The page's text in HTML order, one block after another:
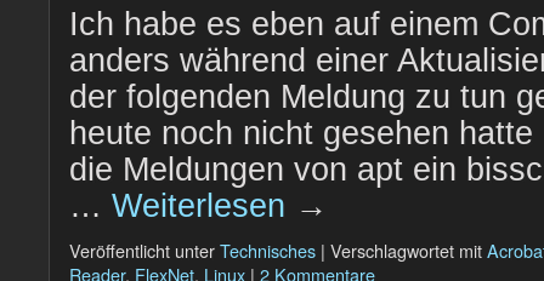
Ich habe es eben auf einem
anders während einer
der folgenden Meldung zu tun
heute noch nicht gesehen
die Meldungen von apt ein
… Weiterlesen →
Veröffentlicht unterTechnisches | Verschlagwortet mit
Reader, FlexNet, Linux | 2 Kommentare